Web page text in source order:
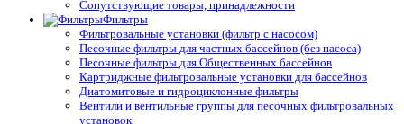
Сопутствующие товары, принадлежности
Фильтры
Фильтровальные установки (фильтр с насосом)
Песочные фильтры для частных бассейнов (без насоса)
Песочные фильтры для Общественных бассейнов
Картриджные фильтровальные установки для бассейнов
Диатомитовые и гидроциклонные фильтры
Вентили и вентильные группы для песочных фильтровальных
установок